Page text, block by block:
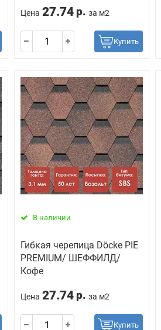
Цена 27.74 р. за м2
Купить
В наличии
Гибкая черепица Döcke PIE
PREMIUM/ ШЕФФИЛД/
Кофе
Цена 27.74 р. за м2
Купить